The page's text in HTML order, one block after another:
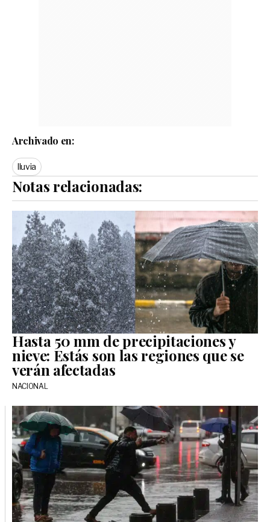
Archivado en:
lluvia
Notas relacionadas:
Hasta 50 mm de precipitaciones y
nieve: Estás son las regiones que se
verán afectadas
NACIONAL